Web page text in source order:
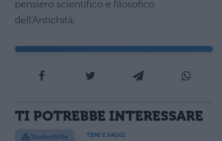
pensiero scientifico e filosofico
dell’Antichità.
TI POTREBBE INTERESSARE
TEMI E SAGGI